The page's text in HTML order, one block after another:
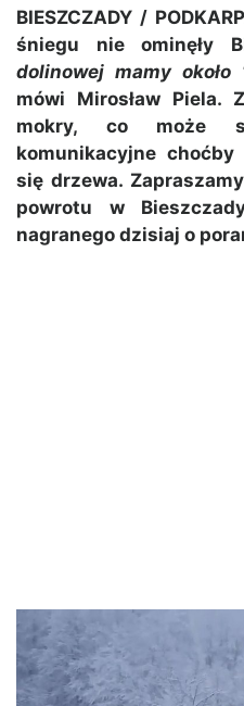
BIESZCZADY /
śniegu nie ominęły
dolinowej mamy
mówi Mirosław Piela.
mokry, co może
komunikacyjne
się drzewa.
powrotu w
nagranego dzisiaj o